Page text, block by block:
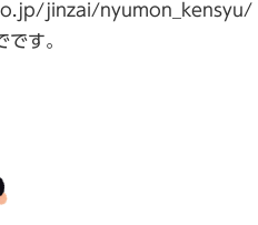
jinzai/nyumon_kensyu/
す。